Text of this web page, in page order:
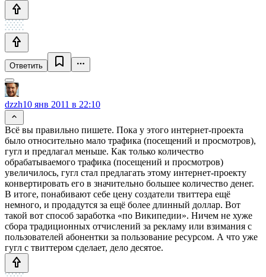
Ответить
dzzh10 янв 2011 в 22:10
Всё вы правильно пишете. Пока у этого интернет-проекта
было относительно мало трафика (посещений и просмотров),
гугл и предлагал меньше. Как только количество
обрабатываемого трафика (посещений и просмотров)
увеличилось, гугл стал предлагать этому интернет-проекту
конвертировать его в значительно большее количество денег.
В итоге, понабивают себе цену создатели твиттера ещё
немного, и продадутся за ещё более длинный доллар. Вот
такой вот способ заработка «по Википедии». Ничем не хуже
сбора традиционных отчислений за рекламу или взимания с
пользователей абонентки за пользование ресурсом. А что уже
гугл с твиттером сделает, дело десятое.